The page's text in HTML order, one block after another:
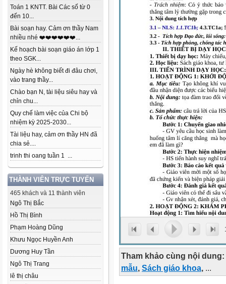
Toán 1 KNTT. Bài Các số từ 0
đến 10...
Bài soạn hay. Cảm ơn thầy Nam
nhiều nhé ❤️❤️❤️❤️❤️❤️...
Kế hoạch bài soạn giáo án lớp 1
theo SGK...
Ngày hè không biết đi đâu chơi,
vào trang thầy...
Chào bạn N, tài liệu siêu hay và
chỉn chu...
Quy chế làm việc của Chi bộ
nhiệm kỳ 2025-2030...
Tài liệu hay, cảm ơn thầy HN đã
chia sẻ....
trinh thi oang tuần 1 ...
THÀNH VIÊN TRỰC TUYẾN
465 khách và 11 thành viên
Ngô Thị Bắc
Hồ Thị Bình
Phạm Hoàng Dũng
Khưu Ngọc Huyền Anh
Dương Huy Tần
Ngô Thị Trang
lê thị châu
Tham khảo cùng nội dung:
mẫu, Sách giáo khoa, ...